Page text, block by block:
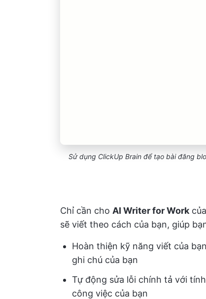
Sử dụng ClickUp Brain để tạo bài đăng
Chỉ cần cho AI Writer for Work
sẽ viết theo cách của bạn, giúp
Hoàn thiện kỹ năng viết của
ghi chú của bạn
Tự động sửa lỗi chính tả với
công việc của bạn